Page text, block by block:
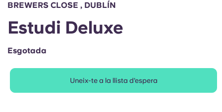
Chinese
Català
BREWERS CLOSE , DUBLÍN
Estudi Deluxe
Esgotada
Uneix-te a la llista d'espera